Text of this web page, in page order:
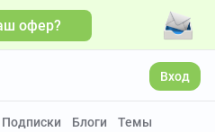
офер?
Вход
Подписки Блоги Темы